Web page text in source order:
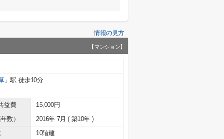
情報の見方
【マンション】
」駅 徒歩10分
益費
15,000円
数）
2016年 7月 ( 築10年 )
10階建